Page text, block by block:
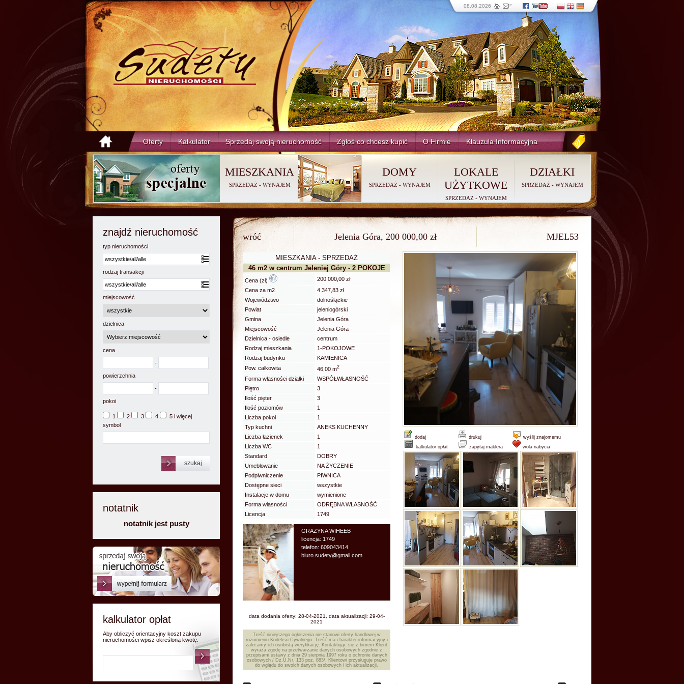
08.08.2026
Oferty Kalkulator Sprzedaj swoją nieruchomość Zgłoś co chcesz kupić O Firmie Klauzula Informacyjna
MIESZKANIA
SPRZEDAŻ - WYNAJEM
DOMY
SPRZEDAŻ - WYNAJEM
LOKALE
UŻYTKOWE
SPRZEDAŻ - WYNAJEM
DZIAŁKI
SPRZEDAŻ - WYNAJEM
znajdź nieruchomość
typ nieruchomości
rodzaj transakcji
miejscowość
dzielnica
cena
-
powierzchnia
-
pokoi
1 2 3 4
5 i więcej
symbol
notatnik
notatnik jest pusty
kalkulator opłat
Aby obliczyć orientacyjny koszt zakupu
nieruchomości wpisz określoną kwotę.
wróć Jelenia Góra, 200 000,00 zł MJEL53
MIESZKANIA - SPRZEDAŻ
46 m2 w centrum Jeleniej Góry - 2 POKOJE
Cena (zł)
200 000,00 zł
Cena za m2
4 347,83 zł
Województwo
dolnośląckie
Powiat
jeleniogórski
Gmina
Jelenia Góra
Miejscowość
Jelenia Góra
Dzielnica - osiedle
centrum
Rodzaj mieszkania
1-POKOJOWE
Rodzaj budynku
KAMIENICA
Pow. całkowita
46,00 m2
Forma własności działki
WSPÓŁWŁASNOŚĆ
Piętro
3
Ilość pięter
3
Ilość poziomów
1
Liczba pokoi
1
Typ kuchni
ANEKS KUCHENNY
Liczba łazienek
1
Liczba WC
1
Standard
DOBRY
Umeblowanie
NA ŻYCZENIE
Podpiwniczenie
PIWNICA
Dostępne sieci
wszystkie
Instalacje w domu
wymienione
Forma własności
ODRĘBNA WŁASNOŚĆ
Licencja
1749
GRAŻYNA WIHEEB
licencja: 1749
telefon: 609043414
biuro.sudety@gmail.com
data dodania oferty: 28-04-2021, data aktualizacji: 29-04-
2021
Treść niniejszego ogłoszenia nie stanowi oferty handlowej w
rozumieniu Kodeksu Cywilnego. Treść ma charakter informacyjny i
zalecamy ich osobistą weryfikację. Kontaktując się z biurem Klient
wyraża zgodę na przetwarzanie danych osobowych zgodnie z
przepisami ustawy z dnia 29 sierpnia 1997 roku o ochronie danych
osobowych / Dz.U.Nr. 133 poz. 883/. Klientowi przysługuje prawo
do wglądu do swoich danych osobowych i ich aktualizacji.
dodaj
kalkulator opłat
drukuj
zapytaj maklera
wyślij znajomemu
wola nabycia